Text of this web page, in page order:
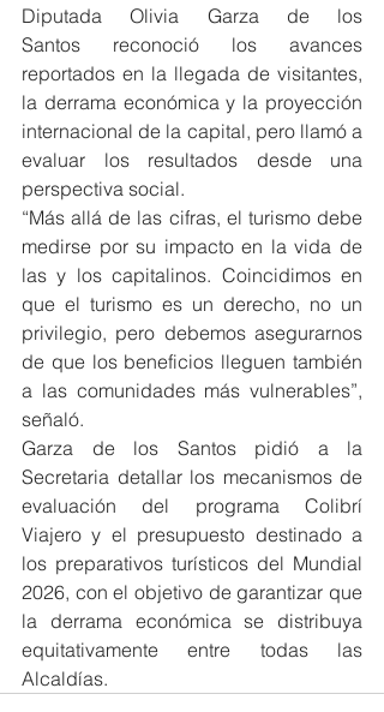
Diputada Olivia Garza de los
Santos reconoció los avances
reportados en la llegada de visitantes,
la derrama económica y la proyección
internacional de la capital, pero llamó a
evaluar los resultados desde una
perspectiva social.
“Más allá de las cifras, el turismo debe
medirse por su impacto en la vida de
las y los capitalinos. Coincidimos en
que el turismo es un derecho, no un
privilegio, pero debemos asegurarnos
de que los beneficios lleguen también
a las comunidades más vulnerables”,
señaló.
Garza de los Santos pidió a la
Secretaria detallar los mecanismos de
evaluación del programa Colibrí
Viajero y el presupuesto destinado a
los preparativos turísticos del Mundial
2026, con el objetivo de garantizar que
la derrama económica se distribuya
equitativamente entre todas las
Alcaldías.